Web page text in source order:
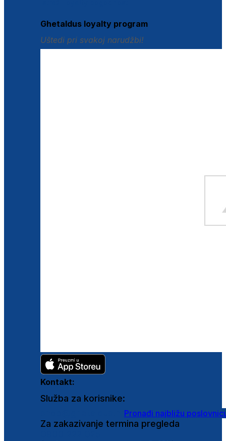
Ghetaldus loyalty program
Uštedi pri svakoj narudžbi!
Kontakt:
Služba za korisnike:
Pronađi najbližu
Za zakazivanje termina pregleda